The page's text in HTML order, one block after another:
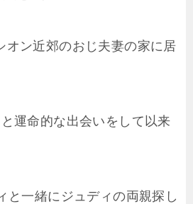
オン近郊のおじ夫妻の家に居
運命的な出会いをして以来
と一緒にジュディの両親探し